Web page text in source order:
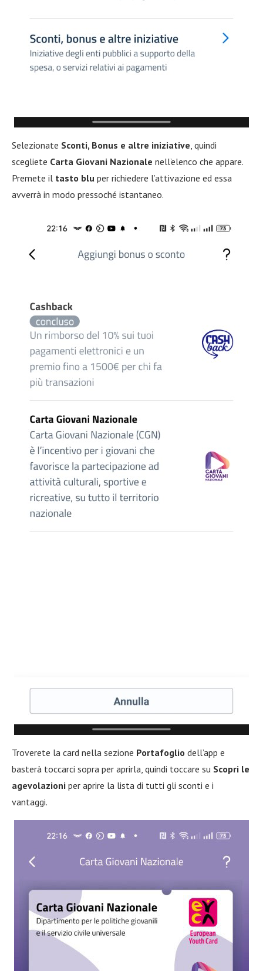
Selezionate Sconti, Bonus e altre iniziative, quindi
scegliete Carta Giovani Nazionale nell’elenco che appare.
Premete il tasto blu per richiedere l’attivazione ed essa
avverrà in modo pressoché istantaneo.
Troverete la card nella sezione Portafoglio dell’app e
basterà toccarci sopra per aprirla, quindi toccare su Scopri le
agevolazioni per aprire la lista di tutti gli sconti e i
vantaggi.